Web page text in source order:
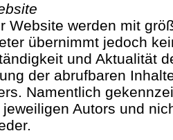
Website werden mit
übernimmt jedoch
und Aktualität
der abrufbaren
Namentlich
Autors und